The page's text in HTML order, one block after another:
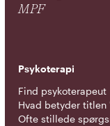
MPF
Psykoterapi
Find psykoterapeut
Hvad betyder titlen
Ofte stillede